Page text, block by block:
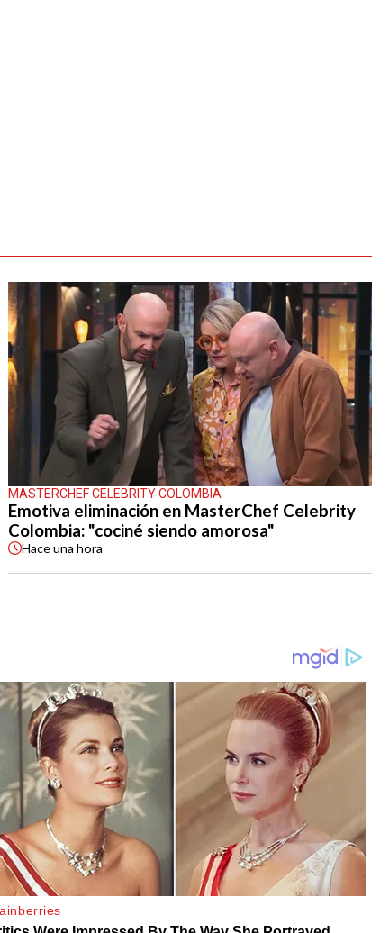
MASTERCHEF CELEBRITY COLOMBIA
Emotiva eliminación en MasterChef Celebrity
Colombia: "cociné siendo amorosa"
Haceuna hora